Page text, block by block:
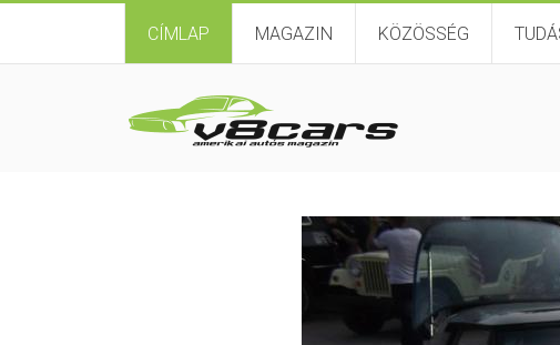
CÍMLAP MAGAZIN KÖZÖSSÉG